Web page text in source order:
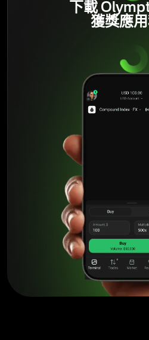
已協助數百萬用戶踏上交易之路。
Olymptrade 的發展歷程清楚展現
合，如何為推動更廣泛的金融普
Olymptrade 不僅是一個交易平台
全方式實現經濟目標的策略夥伴。
經過十年的成長，Olymptrade 依
下載
獲獎應